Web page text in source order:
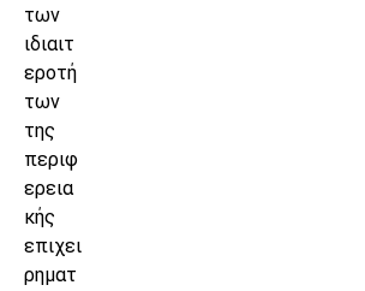
των
ιδιαιτ
εροτή
των
της
περιφ
ερεια
κής
επιχει
ρηματ